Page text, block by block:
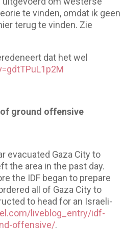
te vinden, omdat ik geen
terug te vinden. Zie
dat het wel
of ground offensive
evacuated Gaza City to
the area in the past day.
the IDF began to prepare
all of Gaza City to
to head for an Israeli-
liveblog_entry/idf-
offensive/.